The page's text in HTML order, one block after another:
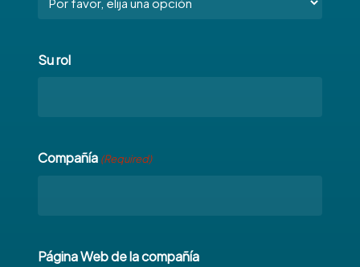
Su rol
Compañía (Required)
Página Web de la compañía